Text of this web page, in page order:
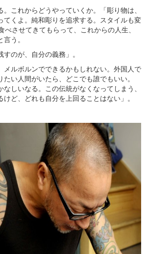
。これからどうやっていくか。「彫り物は、
てくよ。純和彫りを追求する。スタイルも変
べさせてきてもらって、これからの人生、
う。
すのが、自分の義務」。
ルボルンでできるかもしれない。外国人で
い人間がいたら、どこでも誰でもいい。
なしいなる。この伝統がなくなってしまう、
けど、どれも自分を上回ることはない」。